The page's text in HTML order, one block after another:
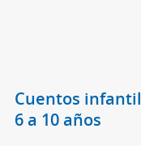
Cuentos
6 a 10 años